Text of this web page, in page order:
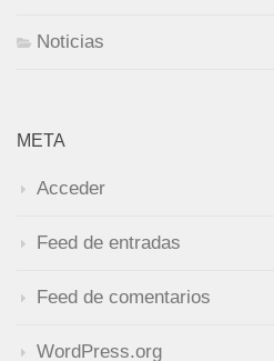
Noticias
META
Acceder
Feed de entradas
Feed de comentarios
WordPress.org